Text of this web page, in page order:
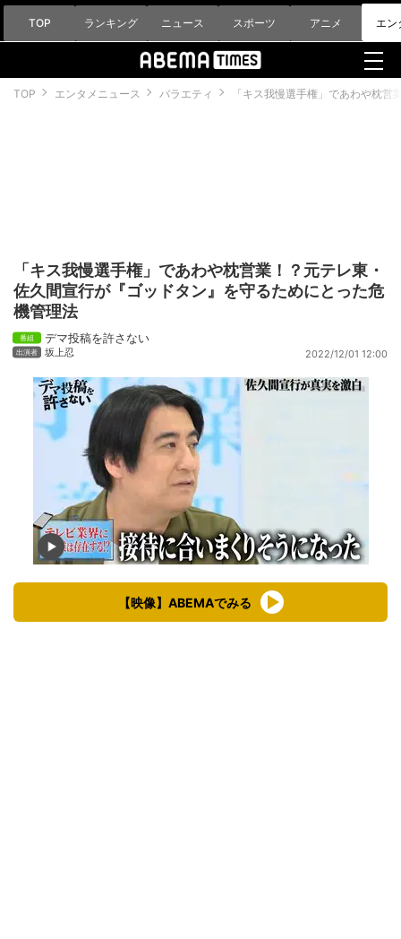
TOP ランキング ニュース スポーツ アニメ エン
TOP エンタメニュース バラエティ 「キス我慢選手権」であわや枕
「キス我慢選手権」であわや枕営業！？元テレ東・
佐久間宣行が『ゴッドタン』を守るためにとった危
機管理法
デマ投稿を許さない
坂上忍 2022/12/01 12:00
【映像】ABEMAでみる